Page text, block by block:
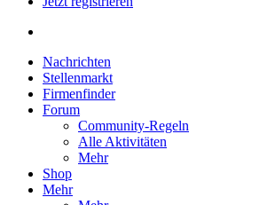
Nachrichten
Stellenmarkt
Firmenfinder
Forum
Community-Regeln
Alle Aktivitäten
Mehr
Shop
Mehr